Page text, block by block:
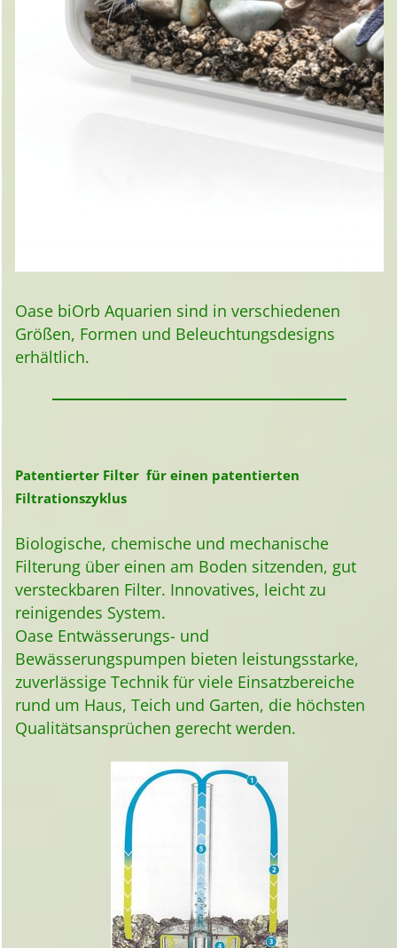
Oase biOrb Aquarien sind in verschiedenen
Größen, Formen und Beleuchtungsdesigns
erhältlich.
Patentierter Filter für einen patentierten
Filtrationszyklus
Biologische, chemische und mechanische
Filterung über einen am Boden sitzenden, gut
versteckbaren Filter. Innovatives, leicht zu
reinigendes System.
Oase Entwässerungs- und
Bewässerungspumpen bieten leistungsstarke,
zuverlässige Technik für viele Einsatzbereiche
rund um Haus, Teich und Garten, die höchsten
Qualitätsansprüchen gerecht werden.